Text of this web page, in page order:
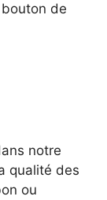
de
notre
qualité des
ou